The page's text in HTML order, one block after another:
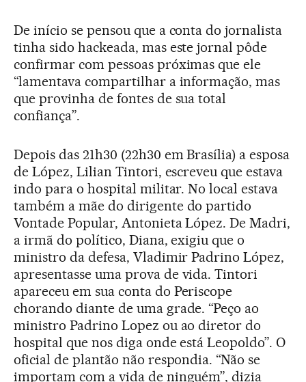
De início se pensou que a conta do jornalista
tinha sido hackeada, mas este jornal pôde
confirmar com pessoas próximas que ele
“lamentava compartilhar a informação, mas
que provinha de fontes de sua total
confiança”.
Depois das 21h30 (22h30 em Brasília) a esposa
de López, Lilian Tintori, escreveu que estava
indo para o hospital militar. No local estava
também a mãe do dirigente do partido
Vontade Popular, Antonieta López. De Madri,
a irmã do político, Diana, exigiu que o
ministro da defesa, Vladimir Padrino López,
apresentasse uma prova de vida. Tintori
apareceu em sua conta do Periscope
chorando diante de uma grade. “Peço ao
ministro Padrino Lopez ou ao diretor do
hospital que nos diga onde está Leopoldo”. O
oficial de plantão não respondia. “Não se
importam com a vida de ninguém”, dizia